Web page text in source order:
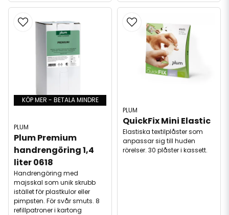
KÖP MER - BETALA MINDRE
PLUM
Plum Premium
handrengöring 1,4
liter 0618
Handrengöring med
majsskal som unik skrubb
istället för plastkulor eller
pimpsten. För svår smuts. 8
refillpatroner i kartong
PLUM
QuickFix Mini Elastic
Elastiska textilplåster som
anpassar sig till huden
rörelser. 30 plåster i kassett.